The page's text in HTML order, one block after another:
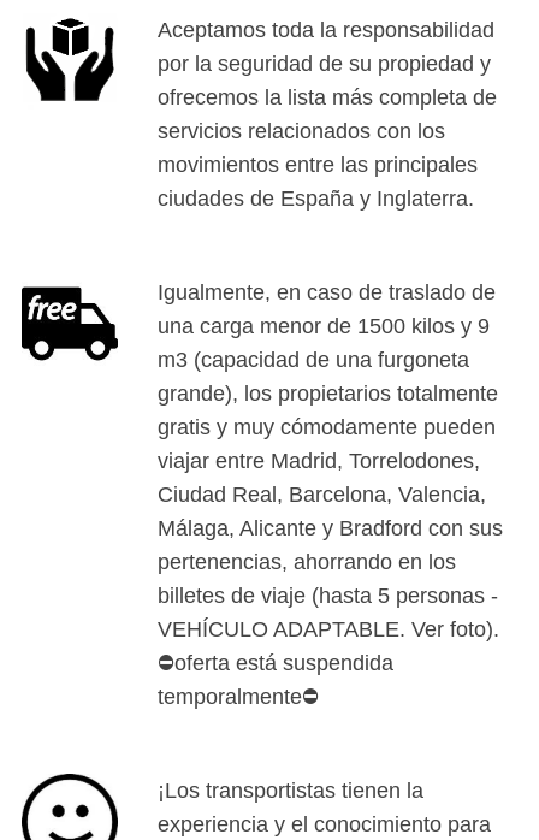
Aceptamos toda la responsabilidad
por la seguridad de su propiedad y
ofrecemos la lista más completa de
servicios relacionados con los
movimientos entre las principales
ciudades de España y Inglaterra.
Igualmente, en caso de traslado de
una carga menor de 1500 kilos y 9
m3 (capacidad de una furgoneta
grande), los propietarios totalmente
gratis y muy cómodamente pueden
viajar entre Madrid, Torrelodones,
Ciudad Real, Barcelona, Valencia,
Málaga, Alicante y Bradford con sus
pertenencias, ahorrando en los
billetes de viaje (hasta 5 personas -
VEHÍCULO ADAPTABLE. Ver foto).
⛔oferta está suspendida
temporalmente⛔
¡Los transportistas tienen la
experiencia y el conocimiento para